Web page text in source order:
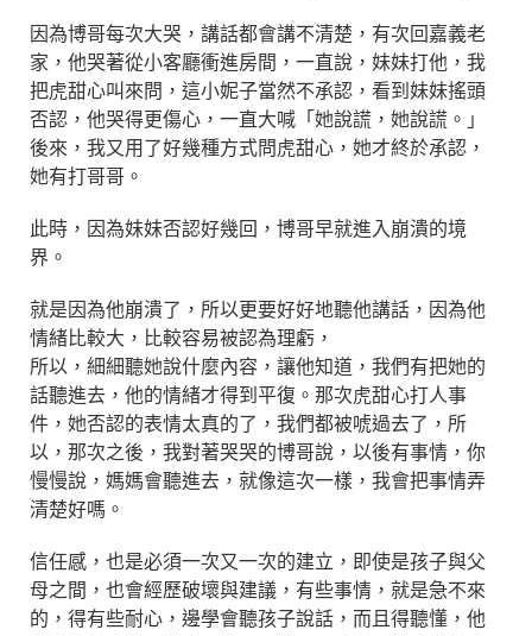
因為博哥每次大哭，講話都會講不清楚，有次回嘉義老
家，他哭著從小客廳衝進房間，一直說，妹妹打他，我
把虎甜心叫來問，這小妮子當然不承認，看到妹妹搖頭
否認，他哭得更傷心，一直大喊「她說謊，她說謊。」
後來，我又用了好幾種方式問虎甜心，她才終於承認，
她有打哥哥。
此時，因為妹妹否認好幾回，博哥早就進入崩潰的境
界。
就是因為他崩潰了，所以更要好好地聽他講話，因為他
情緒比較大，比較容易被認為理虧，
所以，細細聽她說什麼內容，讓他知道，我們有把她的
話聽進去，他的情緒才得到平復。那次虎甜心打人事
件，她否認的表情太真的了，我們都被唬過去了，所
以，那次之後，我對著哭哭的博哥說，以後有事情，你
慢慢說，媽媽會聽進去，就像這次一樣，我會把事情弄
清楚好嗎。
信任感，也是必須一次又一次的建立，即使是孩子與父
母之間，也會經歷破壞與建議，有些事情，就是急不來
的，得有些耐心，邊學會聽孩子說話，而且得聽懂，他